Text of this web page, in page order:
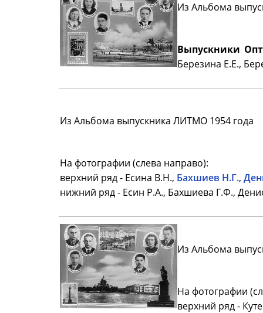
Из Альбома
Выпускники
Березина Е.Е.,
Из Альбома выпускника ЛИТМО 1954 года
На фотографии (слева направо):
верхний ряд - Есина В.Н., Бахшиев Н.Г.,
нижний ряд - Есин Р.А., Бахшиева Г.Ф.,
Из Альбома
На фотографии
верхний ряд -